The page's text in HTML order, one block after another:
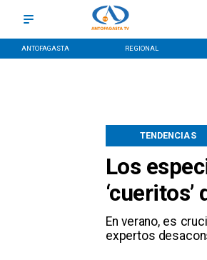
ANTOFAGASTA REGIONAL
Los
En verano, es
expertos
TENDENCIAS